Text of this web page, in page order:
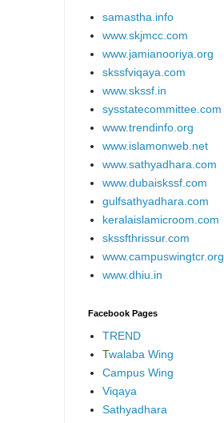
samastha.info
www.skjmcc.com
www.jamianooriya.org
skssfviqaya.com
www.skssf.in
sysstatecommittee.com
www.trendinfo.org
www.islamonweb.net
www.sathyadhara.com
www.dubaiskssf.com
gulfsathyadhara.com
keralaislamicroom.com
skssfthrissur.com
www.campuswingtcr.org
www.dhiu.in
Facebook Pages
TREND
Twalaba Wing
Campus Wing
Viqaya
Sathyadhara